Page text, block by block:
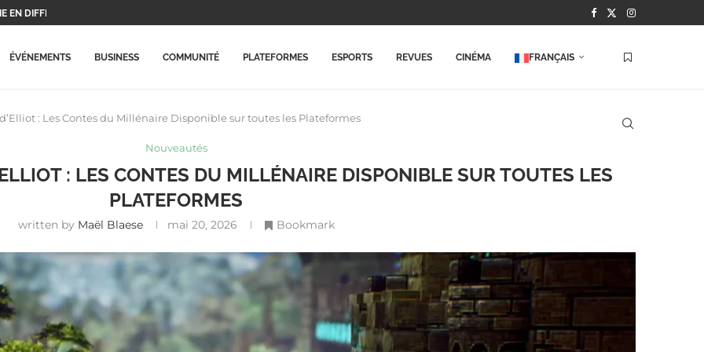
PROTAGONISTES ET...
ÉVÉNEMENTS BUSINESS COMMUNITÉ PLATEFORMES ESPORTS REVUES CINÉMA FRANÇAIS
: Les Contes du Millénaire Disponible sur toutes les Plateformes
Nouveautés
: LES CONTES DU MILLÉNAIRE DISPONIBLE SUR TOUTES LES
PLATEFORMES
written by Maël Blaese mai 20, 2026 Bookmark